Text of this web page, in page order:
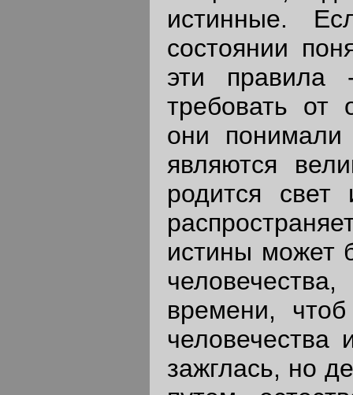
истинные.
состоянии
эти
требовать от
они
являются
родится свет
истины может
времени,
человечества
зажглась, но